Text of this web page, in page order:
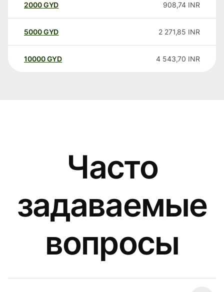
2000GYD 908,74 INR
5000GYD 2 271,85 INR
10000 GYD 4 543,70 INR
Часто
задаваемые
вопросы